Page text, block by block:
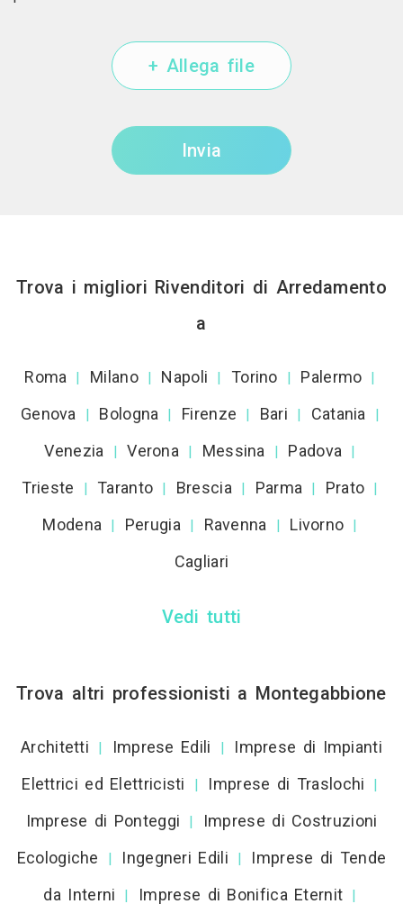
+ Allega file
Invia
Trova i migliori Rivenditori di Arredamento
a
Roma | Milano | Napoli | Torino | Palermo |
Genova | Bologna | Firenze | Bari | Catania |
Venezia | Verona | Messina | Padova |
Trieste | Taranto | Brescia | Parma | Prato |
Modena | Perugia | Ravenna | Livorno |
Cagliari
Vedi tutti
Trova altri professionisti a Montegabbione
Architetti | Imprese Edili |
Imprese di Impianti
Elettrici ed Elettricisti
| Imprese di Traslochi |
Imprese di Ponteggi |
Imprese di Costruzioni
Ecologiche
| Ingegneri Edili |
Imprese di Tende
da Interni
| Imprese di Bonifica Eternit |